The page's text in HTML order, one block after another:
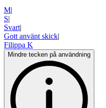
M|
S|
Svart|
Gott använt skick|
Filippa K
Mindre tecken på användning